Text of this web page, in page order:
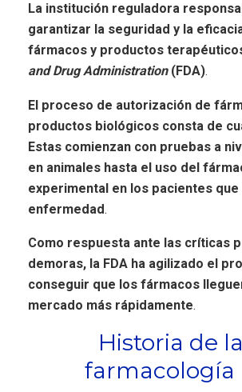
La institución reguladora
garantizar la seguridad y la
fármacos y productos
and Drug Administration(FDA).
El proceso de autorización de
productos biológicos consta de
Estas comienzan con pruebas a
en animales hasta el uso del
experimental en los pacientes que
enfermedad.
Como respuesta ante las críticas
demoras, la FDA ha agilizado el
conseguir que los fármacos
mercado más rápidamente.
Historia de la
farmacología